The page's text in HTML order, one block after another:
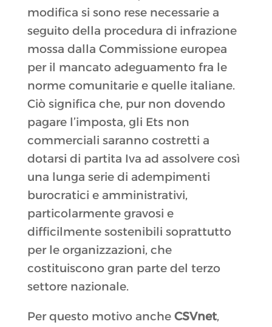
modifica si sono rese necessarie a
seguito della procedura di infrazione
mossa dalla Commissione europea
per il mancato adeguamento fra le
norme comunitarie e quelle italiane.
Ciò significa che, pur non dovendo
pagare l’imposta, gli Ets non
commerciali saranno costretti a
dotarsi di partita Iva ad assolvere così
una lunga serie di adempimenti
burocratici e amministrativi,
particolarmente gravosi e
difficilmente sostenibili soprattutto
per le organizzazioni, che
costituiscono gran parte del terzo
settore nazionale.
Per questo motivo anche CSVnet,